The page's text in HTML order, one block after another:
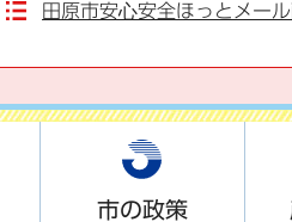
田原市安心安全ほっとメー
市の政策